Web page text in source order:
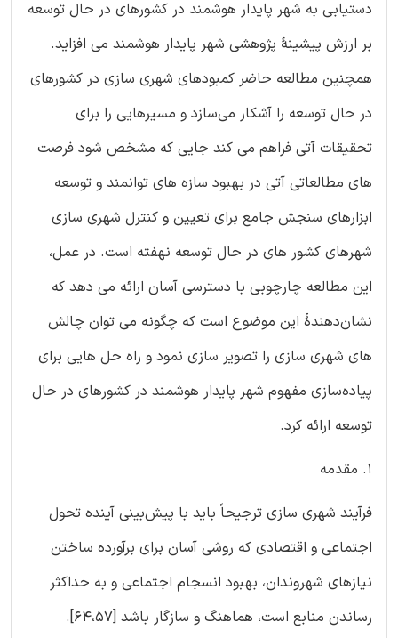
دستیابی به شهر پایدار هوشمند در کشورهای در حال توسعه
بر ارزش پیشینۀ پژوهشی شهر پایدار هوشمند می افزاید.
همچنین مطالعه حاضر کمبودهای شهری سازی در کشورهای
در حال توسعه را آشکار می‌سازد و مسیرهایی را برای
تحقیقات آتی فراهم می کند جایی که مشخص شود فرصت
های مطالعاتی آتی در بهبود سازه های توانمند و توسعه
ابزارهای سنجش جامع برای تعیین و کنترل شهری سازی
شهرهای کشور های در حال توسعه نهفته است. در عمل،
این مطالعه چارچوبی با دسترسی آسان ارائه می دهد که
نشان‌دهندۀ این موضوع است که چگونه می توان چالش
های شهری سازی را تصویر سازی نمود و راه حل هایی برای
پیاده‌سازی مفهوم شهر پایدار هوشمند در کشورهای در حال
توسعه ارائه کرد.
1. مقدمه
فرآیند شهری سازی ترجیحاً باید با پیش‌بینی آینده تحول
اجتماعی و اقتصادی که روشی آسان برای برآورده ساختن
نیازهای شهروندان، بهبود انسجام اجتماعی و به حداکثر
رساندن منابع است، هماهنگ و سازگار باشد [۶۴،۵۷].